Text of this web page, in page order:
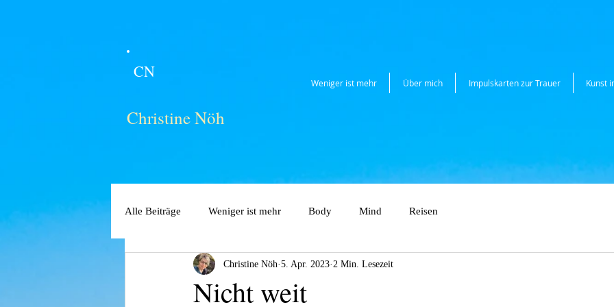
Weniger ist mehr Über mich Impulskarten zur Trauer Kunst
CN
Christine Nöh
Alle Beiträge Weniger ist mehr Body Mind Reisen
Nicht weit
Christine Nöh 5. Apr. 2023 2 Min. Lesezeit